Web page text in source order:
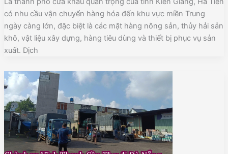
có nhu cầu vận chuyển hàng hóa đến khu vực miền Trung
ngày càng lớn, đặc biệt là các mặt hàng nông sản, thủy hải sản
khô, vật liệu xây dựng, hàng tiêu dùng và thiết bị phục vụ sản
xuất. Dịch